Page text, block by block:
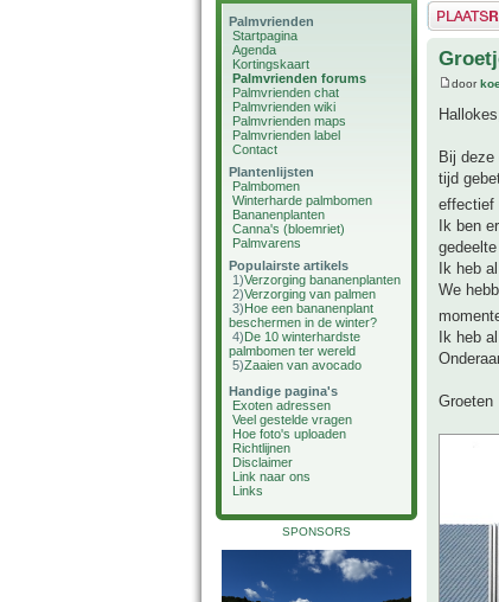
Palmvrienden
Startpagina
Agenda
Kortingskaart
Palmvrienden forums
Palmvrienden chat
Palmvrienden wiki
Palmvrienden maps
Palmvrienden label
Contact
Plantenlijsten
Palmbomen
Winterharde palmbomen
Bananenplanten
Canna's (bloemriet)
Palmvarens
Populairste artikels
1)Verzorging bananenplanten
2)Verzorging van palmen
3)Hoe een bananenplant
beschermen in de winter?
4)De 10 winterhardste
palmbomen ter wereld
5)Zaaien van avocado
Handige pagina's
Exoten adressen
Veel gestelde vragen
Hoe foto's uploaden
Richtlijnen
Disclaimer
Link naar ons
Links
SPONSORS
Plaats een
door
Bij
tijd
effectief
Ik ben
Ik heb
We
Ik heb
Groeten